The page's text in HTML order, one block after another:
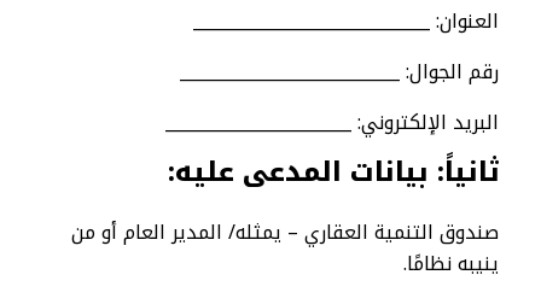
العنوان: ____________________________
رقم الجوال: __________________________
البريد الإلكتروني: ______________________
ثانياً: بيانات المدعى عليه:
صندوق التنمية العقاري – يمثله/ المدير العام أو من
ينيبه نظامًا.